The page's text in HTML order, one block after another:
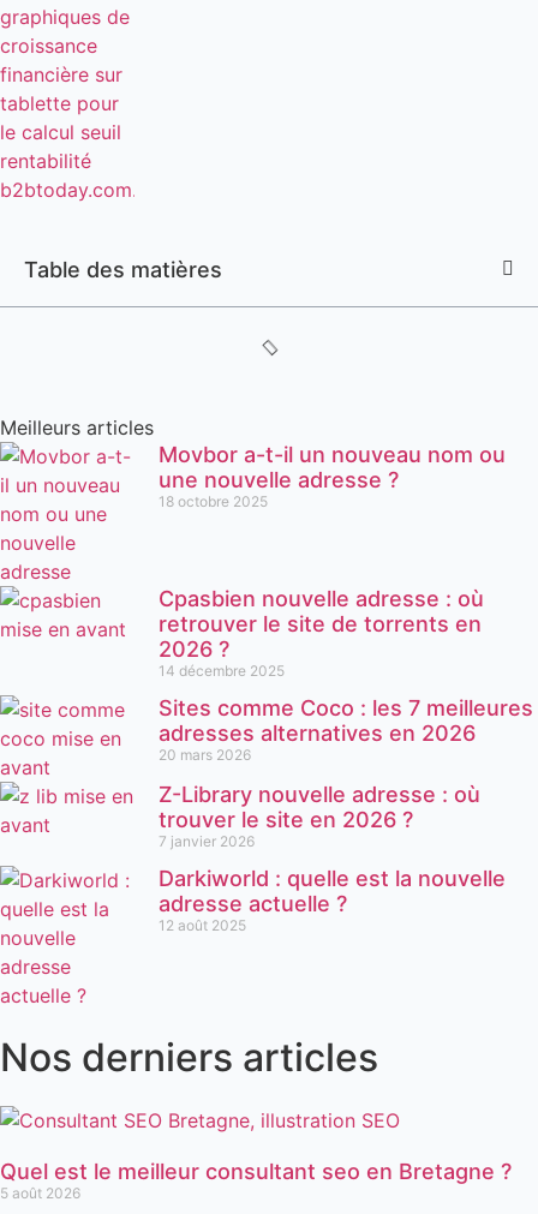
Table des matières
Meilleurs articles
Movbor a-t-il un nouveau nom ou
une nouvelle adresse ?
18 octobre 2025
Cpasbien nouvelle adresse : où
retrouver le site de torrents en
2026 ?
14 décembre 2025
Sites comme Coco : les 7 meilleures
adresses alternatives en 2026
20 mars 2026
Z-Library nouvelle adresse : où
trouver le site en 2026 ?
7 janvier 2026
Darkiworld : quelle est la nouvelle
adresse actuelle ?
12 août 2025
Nos derniers articles
Quel est le meilleur consultant seo en Bretagne ?
5 août 2026